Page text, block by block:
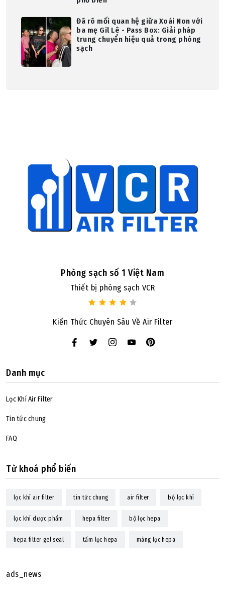
Đã rõ mối quan hệ giữa Xoài Non với
ba mẹ Gil Lê - Pass Box: Giải pháp
trung chuyển hiệu quả trong phòng
sạch
Phòng sạch số 1 Việt Nam
Thiết bị phòng sạch VCR
Kiến Thức Chuyên Sâu Về Air Filter
Danh mục
Lọc Khí Air Filter
Tin tức chung
FAQ
Từ khoá phổ biến
lọc khí air filter tin tức chung air filter bộ lọc khí
lọc khí dược phẩm hepa filter bộ lọc hepa
hepa filter gel seal tấm lọc hepa màng lọc hepa
ads_news